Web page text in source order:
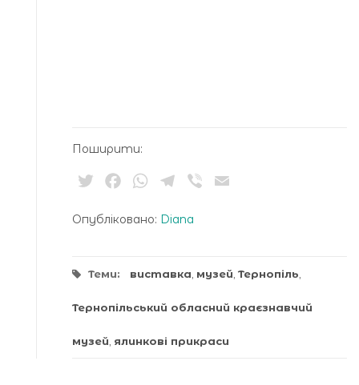
Поширити:
TwitterFacebookWhatsApp
Telegram
Viber
Опубліковано: Diana
Теми: виставка, музей, Тернопіль,
Тернопільський обласний краєзнавчий
музей, ялинкові прикраси